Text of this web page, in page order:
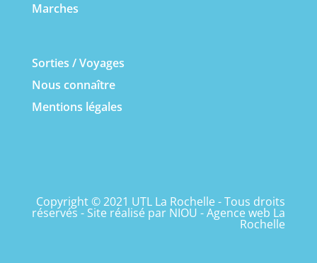
Marches
Sorties / Voyages
Nous connaître
Mentions légales
Copyright © 2021 UTL La Rochelle - Tous droits
réservés - Site réalisé par NIOU - Agence web La
Rochelle